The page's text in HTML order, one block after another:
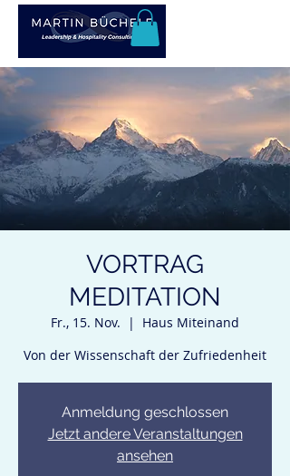
VORTRAG
MEDITATION
Fr., 15. Nov.
  |
Haus Miteinand
Von der Wissenschaft der Zufriedenheit
Anmeldung geschlossen
Jetzt andere Veranstaltungen
ansehen